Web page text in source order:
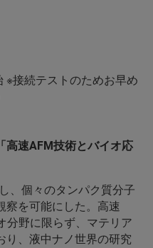
※接続テストのためお早め
高速AFM技術とバイオ応
、個々のタンパク質分子
察を可能にした。高速
分野に限らず、マテリア
り、液中ナノ世界の研究